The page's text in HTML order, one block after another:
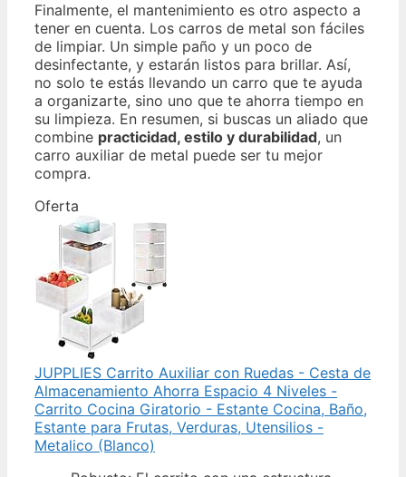
Finalmente, el mantenimiento es otro aspecto a
tener en cuenta. Los carros de metal son fáciles
de limpiar. Un simple paño y un poco de
desinfectante, y estarán listos para brillar. Así,
no solo te estás llevando un carro que te ayuda
a organizarte, sino uno que te ahorra tiempo en
su limpieza. En resumen, si buscas un aliado que
combine practicidad, estilo y durabilidad, un
carro auxiliar de metal puede ser tu mejor
compra.
Oferta
JUPPLIES Carrito Auxiliar con Ruedas - Cesta de
Almacenamiento Ahorra Espacio 4 Niveles -
Carrito Cocina Giratorio - Estante Cocina, Baño,
Estante para Frutas, Verduras, Utensilios -
Metalico (Blanco)